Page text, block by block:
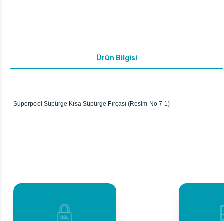
Ürün Bilgisi
Superpool Süpürge Kısa Süpürge Fırçası (Resim No 7-1)